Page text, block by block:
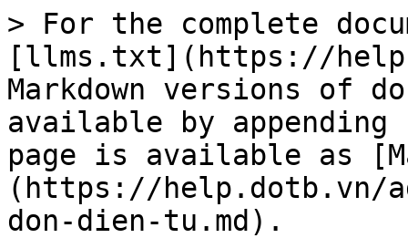
> For the complete
[llms.txt](https://
Markdown versions of
available by
page is available as
(https://help.dotb.vn/
don-dien-tu.md).